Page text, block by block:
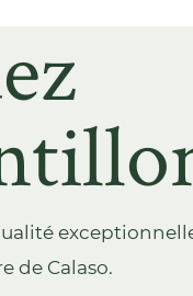
de Calaso.